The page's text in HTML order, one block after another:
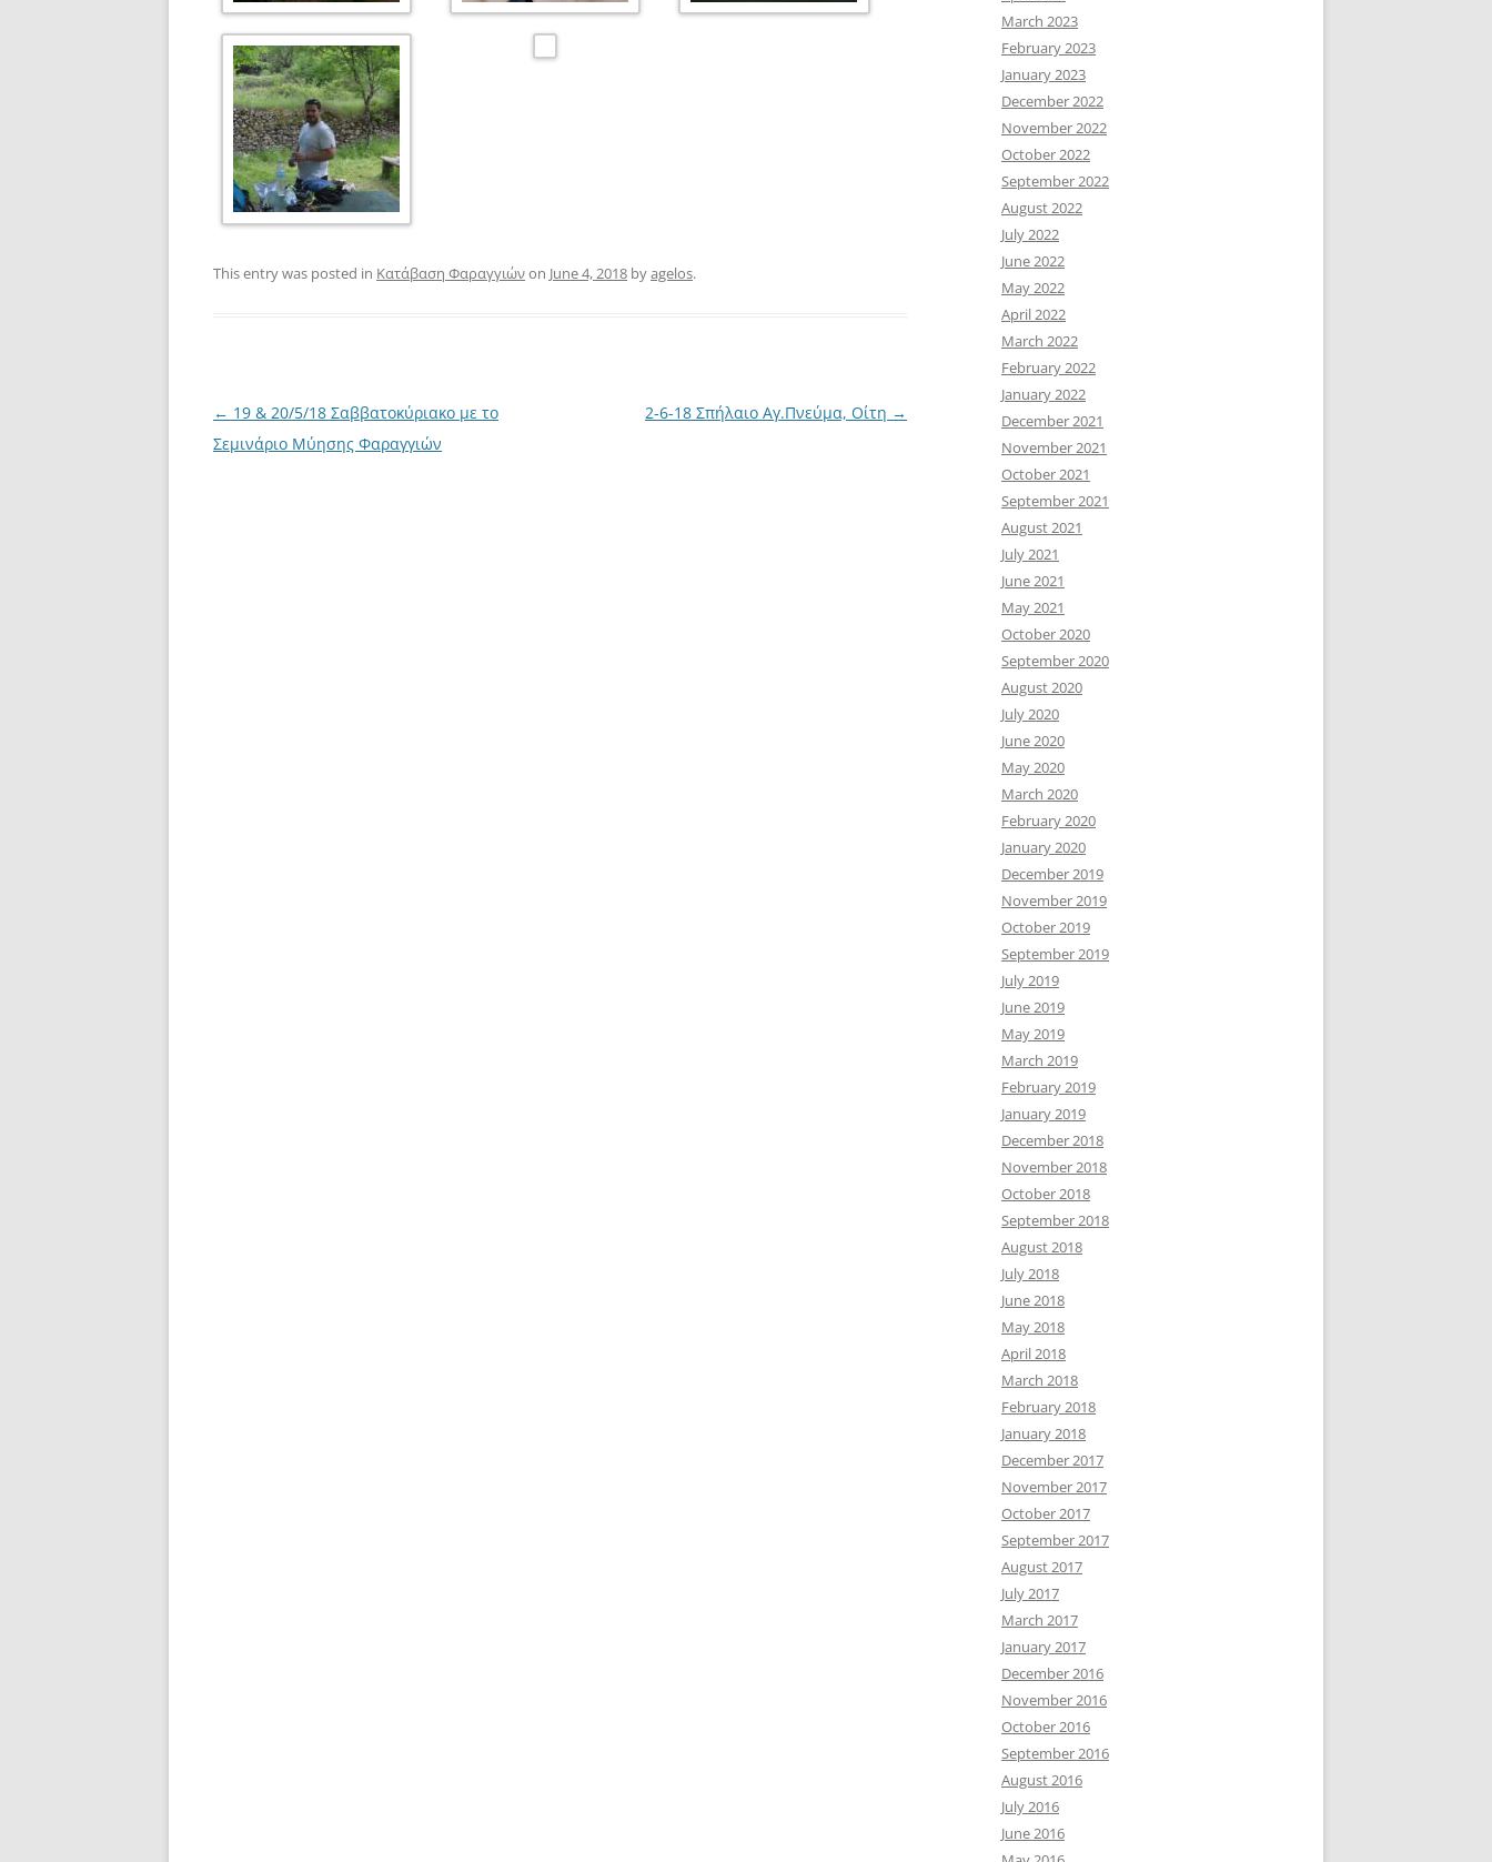
This entry was posted in Κατάβαση Φαραγγιώνon June 4, 2018 byagelos.
Post
navigation
← 19 & 20/5/18 Σαββατοκύριακο με το
Σεμινάριο Μύησης Φαραγγιών
2-6-18 Σπήλαιο Αγ.Πνεύμα, Οίτη →
March 2023
February 2023
January 2023
December 2022
November 2022
October 2022
September 2022
August 2022
July 2022
June 2022
May 2022
April 2022
March 2022
February 2022
January 2022
December 2021
November 2021
October 2021
September 2021
August 2021
July 2021
June 2021
May 2021
October 2020
September 2020
August 2020
July 2020
June 2020
May 2020
March 2020
February 2020
January 2020
December 2019
November 2019
October 2019
September 2019
July 2019
June 2019
May 2019
March 2019
February 2019
January 2019
December 2018
November 2018
October 2018
September 2018
August 2018
July 2018
June 2018
May 2018
April 2018
March 2018
February 2018
January 2018
December 2017
November 2017
October 2017
September 2017
August 2017
July 2017
March 2017
January 2017
December 2016
November 2016
October 2016
September 2016
August 2016
July 2016
June 2016